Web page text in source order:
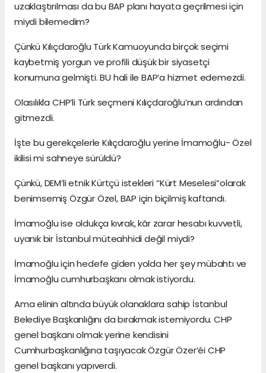
uzaklaştırılması da bu BAP planı hayata geçrilmesi için
miydi bilemedim?
Çünkü Kılıçdaroğlu Türk Kamuoyunda birçok seçimi
kaybetmiş yorgun ve profili düşük bir siyasetçi
konumuna gelmişti. BU hali ile BAP’a hizmet edemezdi.
Olasılıkla CHP’li Türk seçmeni Kılıçdaroğlu’nun ardından
gitmezdi.
İşte bu gerekçelerle Kılıçdaroğlu yerine İmamoğlu- Özel
ikilisi mi sahneye sürüldü?
Çünkü, DEM’li etnik Kürtçü istekleri “Kürt Meselesi”olarak
benimsemiş Özgür Özel, BAP için biçilmiş kaftandı.
İmamoğlu ise oldukça kıvrak, kâr zarar hesabı kuvvetli,
uyanık bir İstanbul müteahhidi değil miydi?
İmamoğlu için hedefe giden yolda her şey mübahtı ve
İmamoğlu cumhurbaşkanı olmak istiyordu.
Ama elinin altında büyük olanaklara sahip İstanbul
Belediye Başkanlığını da bırakmak istemiyordu. CHP
genel başkanı olmak yerine kendisini
Cumhurbaşkanlığına taşıyacak Özgür Özer’éi CHP
genel başkanı yapıverdi.